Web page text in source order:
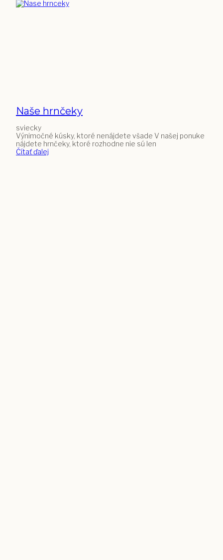
Naše hrnčeky
sviecky
Výnimočné kúsky, ktoré nenájdete všade V našej ponuke
nájdete hrnčeky, ktoré rozhodne nie sú len
Čítať ďalej